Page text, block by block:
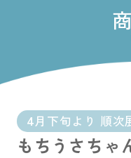
よくある質
会社概要
採用情報
4月下旬より 順次
もちうさちゃ